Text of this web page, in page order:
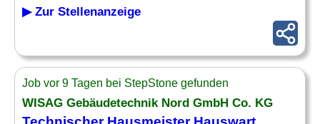
▶ Zur Stellenanzeige
Job vor 9 Tagen bei StepStone gefunden
WISAG Gebäudetechnik Nord GmbH Co. KG